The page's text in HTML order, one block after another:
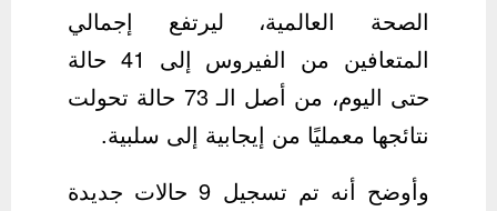
الصحة العالمية، ليرتفع إجمالي
المتعافين من الفيروس إلى 41 حالة
حتى اليوم، من أصل الـ 73 حالة تحولت
نتائجها معمليًا من إيجابية إلى سلبية.
وأوضح أنه تم تسجيل 9 حالات جديدة